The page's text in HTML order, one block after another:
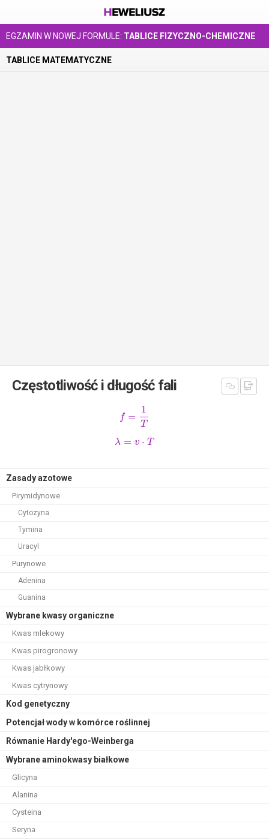
EGZAMIN W NOWEJ FORMULE: TABLICE FIZYCZNO-CHEMICZNE
TABLICE MATEMATYCZNE
Częstotliwość i długość fali
f =
1
T
λ = v ⋅ T
Zasady azotowe
Pirymidynowe
Cytozyna
Tymina
Uracyl
Purynowe
Adenina
Guanina
Wybrane kwasy organiczne
Kwas mlekowy
Kwas pirogronowy
Kwas jabłkowy
Kwas cytrynowy
Kod genetyczny
Potencjał wody w komórce roślinnej
Równanie Hardy'ego-Weinberga
Wybrane aminokwasy białkowe
Glicyna
Alanina
Cysteina
Seryna